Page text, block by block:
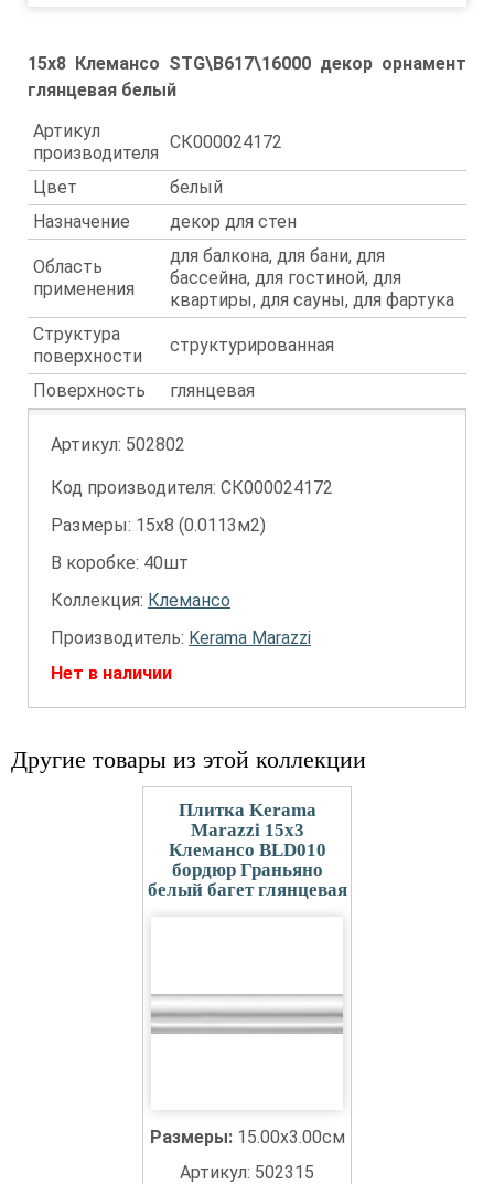
15x8 Клемансо STG\B617\16000 декор орнамент
глянцевая белый
Артикул
производителя
СК000024172
Цвет
белый
Назначение
декор для стен
Область
применения
для балкона, для бани, для
бассейна, для гостиной, для
квартиры, для сауны, для фартука
Структура
поверхности
структурированная
Поверхность глянцевая
Артикул: 502802
Код производителя: СК000024172
Размеры: 15х8 (0.0113м2)
В коробке: 40шт
Коллекция: Клемансо
Производитель: Kerama Marazzi
Нет в наличии
Другие товары из этой коллекции
Плитка Kerama
Marazzi 15x3
Клемансо BLD010
бордюр Граньяно
белый багет глянцевая
Размеры: 15.00x3.00см
Артикул: 502315